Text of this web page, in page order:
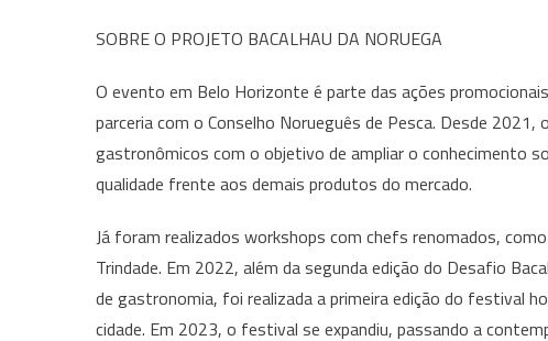
SOBRE O PROJETO BACALHAU DA NORUEGA
O evento em Belo Horizonte é parte das ações
parceria com o Conselho Norueguês de Pesca. Desde
gastronômicos com o objetivo de ampliar o conhecimento
qualidade frente aos demais produtos do mercado.
Já foram realizados workshops com chefs renomados,
Trindade. Em 2022, além da segunda edição do Desafio
de gastronomia, foi realizada a primeira edição do festival
cidade. Em 2023, o festival se expandiu, passando a